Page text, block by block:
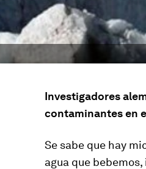
Investigadores
contaminantes en
Se sabe que hay
agua que